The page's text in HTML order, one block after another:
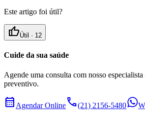
Este artigo foi útil?
thumb_upÚtil · 12
Cuide da sua saúde
Agende uma consulta com nosso
preventivo.
calendar_month Agendar Onlinecall(21) 2156-5480